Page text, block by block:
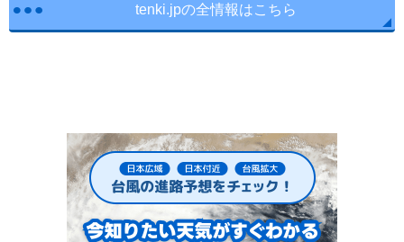
tenki.jpの全情報はこちら